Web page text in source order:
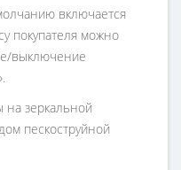
включается
покупателя можно
выключение
зеркальной
пескоструйной